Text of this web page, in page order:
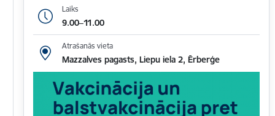
Laiks
9.00–11.00
Atrašanās vieta
Mazzalves pagasts, Liepu iela 2, Ērberģe